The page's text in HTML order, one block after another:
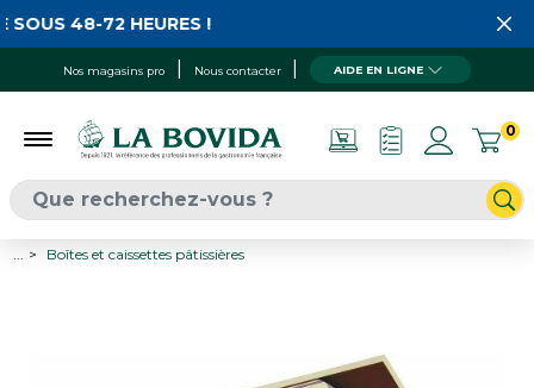
Nos magasins pro Nous contacter AIDE EN LIGNE
0
48-72 HEURES !
Boîtes et caissettes pâtissières